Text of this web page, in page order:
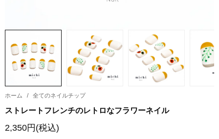
ホーム / 全てのネイルチップ
ストレートフレンチのレトロなフラワーネイル
2,350円(税込)